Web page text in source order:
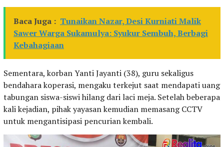
Baca Juga : Tunaikan Nazar, Desi Kurniati Malik
Sawer Warga Sukamulya: Syukur Sembuh, Berbagi
Kebahagiaan
Sementara, korban Yanti Jayanti (38), guru sekaligus
bendahara koperasi, mengaku terkejut saat mendapati uang
tabungan siswa-siswi hilang dari laci meja. Setelah beberapa
kali kejadian, pihak yayasan kemudian memasang CCTV
untuk mengantisipasi pencurian kembali.